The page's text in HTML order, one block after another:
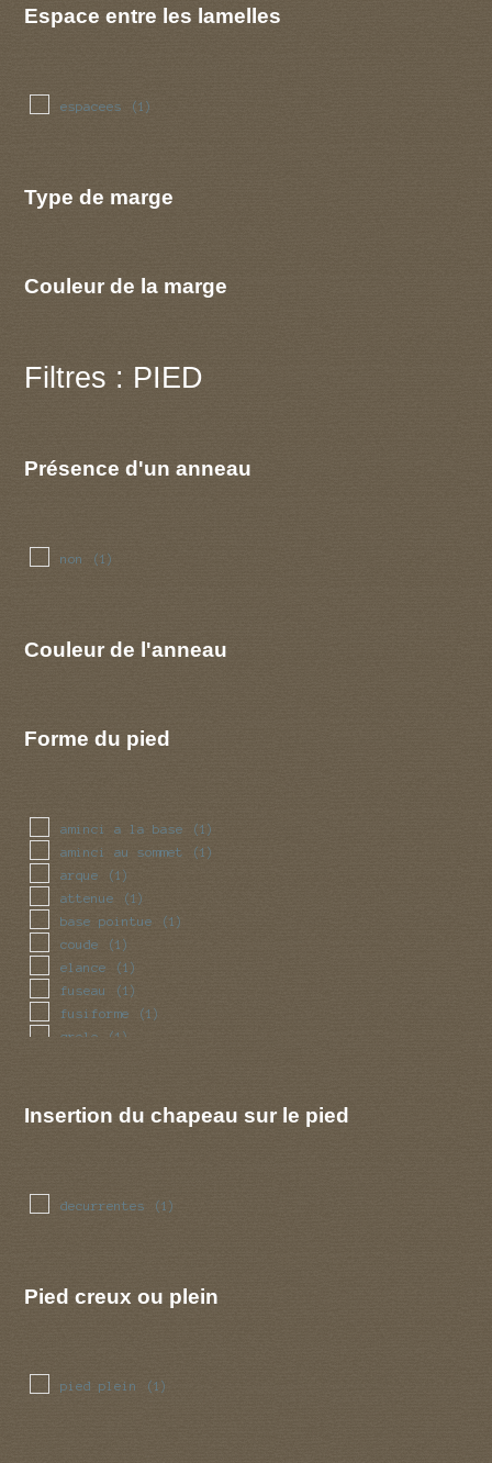
Espace entre les lamelles
espacees (1)
Type de marge
Couleur de la marge
Filtres : PIED
Présence d'un anneau
non (1)
Couleur de l'anneau
Forme du pied
aminci a la base (1)
aminci au sommet (1)
arque (1)
attenue (1)
base pointue (1)
coude (1)
elance (1)
fuseau (1)
fusiforme (1)
grele (1)
renfle (1)
Insertion du chapeau sur le pied
decurrentes (1)
Pied creux ou plein
pied plein (1)